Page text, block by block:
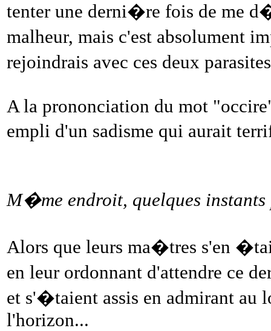
tenter une derni�re fois de me
malheur, mais c'est absolument
rejoindrais avec ces deux
A la prononciation du mot
empli d'un sadisme qui aurait
M�me endroit, quelques instants
Alors que leurs ma�tres s'en
en leur ordonnant d'attendre ce
et s'�taient assis en admirant au
l'horizon...